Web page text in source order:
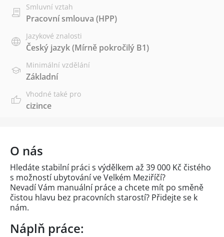
Smluvní vztah
Pracovní smlouva (HPP)
Jazykové znalosti
Český jazyk(Mírně pokročilý B1)
Minimální vzdělání
Základní
Vhodné také pro
cizince
O nás
Hledáte stabilní práci s výdělkem až 39 000 Kč čistého
s možností ubytování ve Velkém Meziříčí?
Nevadí Vám manuální práce a chcete mít po směně
čistou hlavu bez pracovních starostí? Přidejte se k
nám.
Náplň práce: